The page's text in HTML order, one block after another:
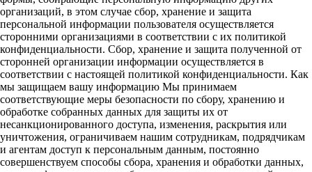
организаций, в этом случае сбор, хранение и защита
персональной информации пользователя осуществляется
сторонними организациями в соответствии с их политикой
конфиденциальности. Сбор, хранение и защита полученной от
сторонней организации информации осуществляется в
соответствии с настоящей политикой конфиденциальности. Как
мы защищаем вашу информацию Мы принимаем
соответствующие меры безопасности по сбору, хранению и
обработке собранных данных для защиты их от
несанкционированного доступа, изменения, раскрытия или
уничтожения, ограничиваем нашим сотрудникам, подрядчикам
и агентам доступ к персональным данным, постоянно
совершенствуем способы сбора, хранения и обработки данных,